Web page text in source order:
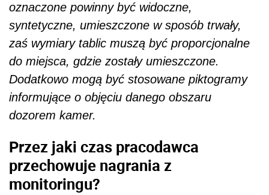
oznaczone powinny być widoczne,
syntetyczne, umieszczone w sposób trwały,
zaś wymiary tablic muszą być proporcjonalne
do miejsca, gdzie zostały umieszczone.
Dodatkowo mogą być stosowane piktogramy
informujące o objęciu danego obszaru
dozorem kamer.
Przez jaki czas pracodawca
przechowuje nagrania z
monitoringu?